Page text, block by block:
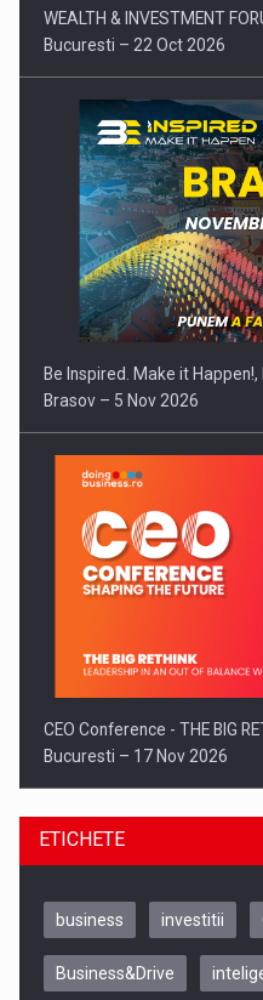
WEALTH & INVESTMENT
Bucuresti – 22 Oct 2026
Be Inspired. Make it Happen!,
Brasov – 5 Nov 2026
CEO Conference - THE BIG
Bucuresti – 17 Nov 2026
ETICHETE
business investitii
Business&Drive